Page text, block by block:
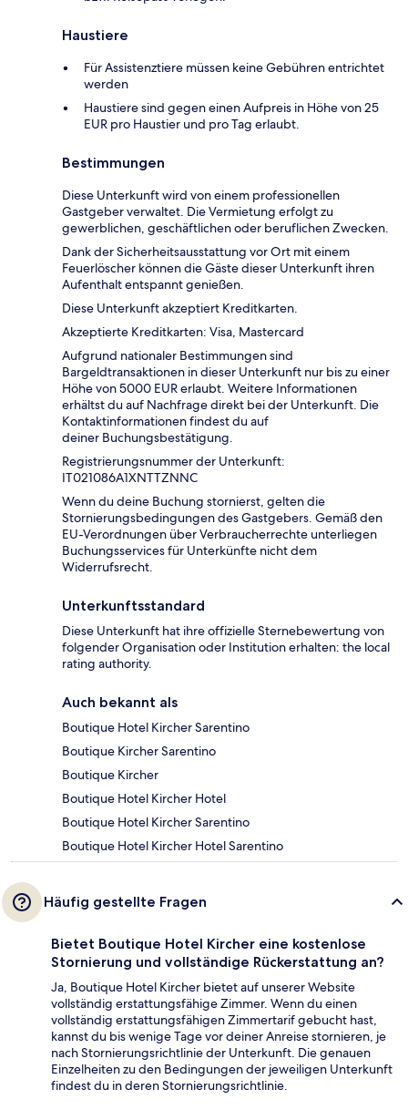
Haustiere
Für Assistenztiere müssen keine Gebühren entrichtet
werden
Haustiere sind gegen einen Aufpreis in Höhe von 25
EUR pro Haustier und pro Tag erlaubt.
Bestimmungen
Diese Unterkunft wird von einem professionellen
Gastgeber verwaltet. Die Vermietung erfolgt zu
gewerblichen, geschäftlichen oder beruflichen Zwecken.
Dank der Sicherheitsausstattung vor Ort mit einem
Feuerlöscher können die Gäste dieser Unterkunft ihren
Aufenthalt entspannt genießen.
Diese Unterkunft akzeptiert Kreditkarten.
Akzeptierte Kreditkarten: Visa, Mastercard
Aufgrund nationaler Bestimmungen sind
Bargeldtransaktionen in dieser Unterkunft nur bis zu einer
Höhe von 5000 EUR erlaubt. Weitere Informationen
erhältst du auf Nachfrage direkt bei der Unterkunft. Die
Kontaktinformationen findest du auf
deiner Buchungsbestätigung.
Registrierungsnummer der Unterkunft:
IT021086A1XNTTZNNC
Wenn du deine Buchung stornierst, gelten die
Stornierungsbedingungen des Gastgebers. Gemäß den
EU-Verordnungen über Verbraucherrechte unterliegen
Buchungsservices für Unterkünfte nicht dem
Widerrufsrecht.
Unterkunftsstandard
Diese Unterkunft hat ihre offizielle Sternebewertung von
folgender Organisation oder Institution erhalten: the local
rating authority.
Auch bekannt als
Boutique Hotel Kircher Sarentino
Boutique Kircher Sarentino
Boutique Kircher
Boutique Hotel Kircher Hotel
Boutique Hotel Kircher Sarentino
Boutique Hotel Kircher Hotel Sarentino
Häufig gestellte Fragen
Bietet Boutique Hotel Kircher eine kostenlose
Stornierung und vollständige Rückerstattung an?
Ja, Boutique Hotel Kircher bietet auf unserer Website
vollständig erstattungsfähige Zimmer. Wenn du einen
vollständig erstattungsfähigen Zimmertarif gebucht hast,
kannst du bis wenige Tage vor deiner Anreise stornieren, je
nach Stornierungsrichtlinie der Unterkunft. Die genauen
Einzelheiten zu den Bedingungen der jeweiligen Unterkunft
findest du in deren Stornierungsrichtlinie.